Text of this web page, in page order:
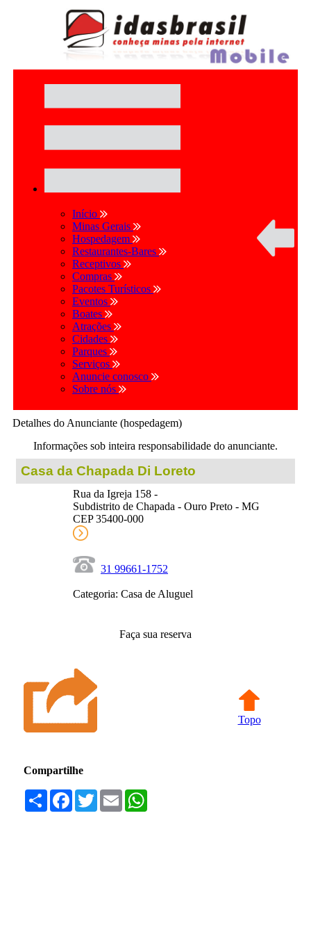
Início
Minas Gerais
Hospedagem
Restaurantes-Bares
Receptivos
Compras
Pacotes Turísticos
Eventos
Boates
Atrações
Cidades
Parques
Serviços
Anuncie conosco
Sobre nós
Detalhes do Anunciante (hospedagem)
Informações sob inteira responsabilidade do anunciante.
Casa da Chapada Di Loreto
Rua da Igreja 158 -
Subdistrito de Chapada - Ouro Preto - MG
CEP 35400-000
31 99661-1752
Categoria: Casa de Aluguel
Faça sua reserva
Topo
Compartilhe
Compartilhar
Facebook
TwitterEmail